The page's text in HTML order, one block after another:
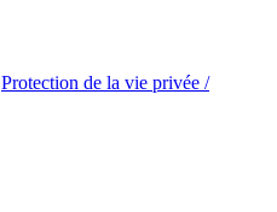
Protection de la vie privée /